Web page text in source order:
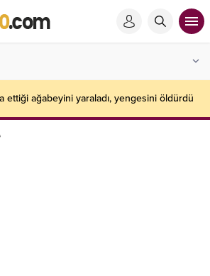
ettiği ağabeyini yaraladı, yengesini öldürdü